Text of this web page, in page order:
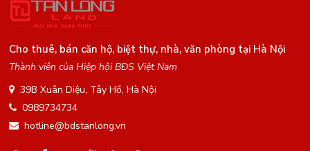
Cho thuê, bán căn hộ, biệt thự, nhà, văn phòng tại Hà Nội
Thành viên của Hiệp hội BĐS Việt Nam
39B Xuân Diệu, Tây Hồ, Hà Nội
0989734734
hotline@bdstanlong.vn